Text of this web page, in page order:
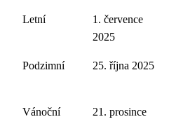
Letní
1. července
2025
Podzimní 25. října 2025
Vánoční
21. prosince